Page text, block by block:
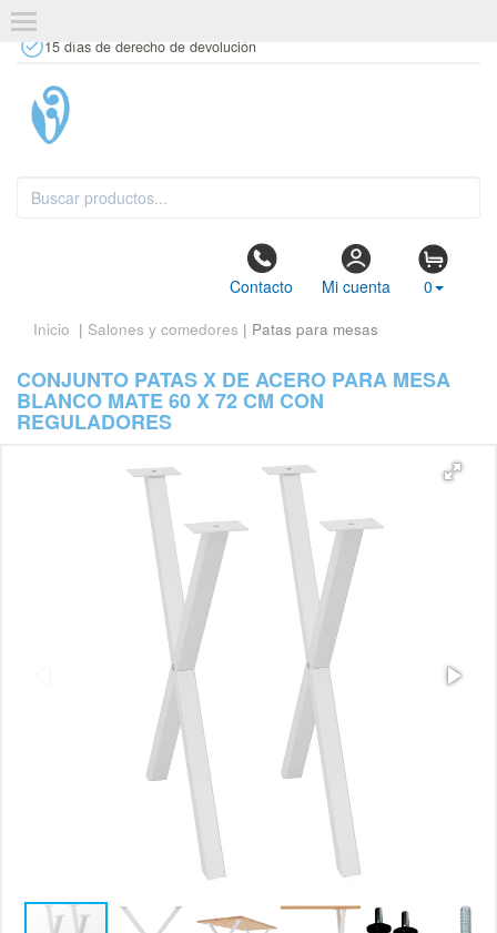
15 días de derecho de devolución
Contacto Mi cuenta 0
Inicio | Salones y comedores | Patas para mesas
CONJUNTO PATAS X DE ACERO PARA MESA
BLANCO MATE 60 X 72 CM CON
REGULADORES